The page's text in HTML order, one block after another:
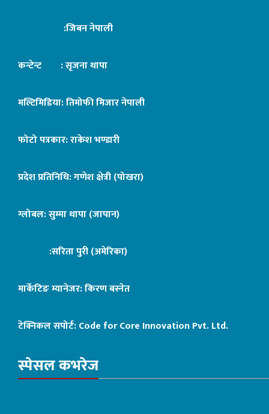
:जिबन नेपाली
कन्टेन्ट : सृजना थापा
मल्टिमिडिया: तिमोफी मिजार नेपाली
फोटो पत्रकार: राकेश भण्डारी
प्रदेश प्रतिनिधि: गणेश क्षेत्री (पोखरा)
ग्लोबल: सुम्मा थापा (जापान)
:सरिता पुरी (अमेरिका)
मार्केटिङ म्यानेजर: किरण बस्नेत
टेक्निकल सपोर्ट:Code for Core Innovation Pvt. Ltd.
स्पेसल कभरेज